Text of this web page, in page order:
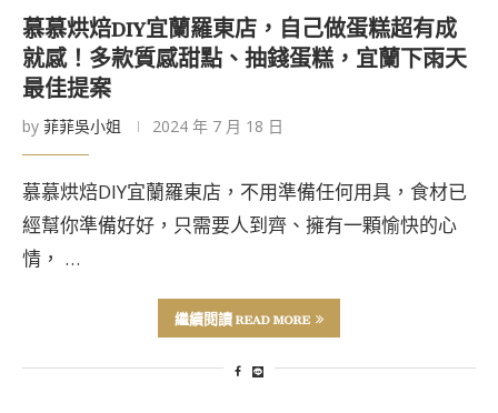
慕慕烘焙DIY宜蘭羅東店，自己做蛋糕超有成
就感！多款質感甜點、抽錢蛋糕，宜蘭下雨天
最佳提案
by 菲菲吳小姐 2024 年 7 月 18 日
慕慕烘焙DIY宜蘭羅東店，不用準備任何用具，食材已
經幫你準備好好，只需要人到齊、擁有一顆愉快的心
情， …
繼續閱讀 READ MORE